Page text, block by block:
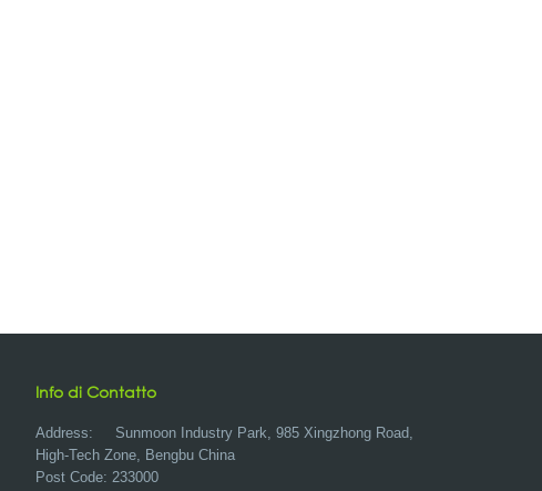
Info di Contatto
Address: Sunmoon Industry Park, 985 Xingzhong Road,
High-Tech Zone, Bengbu China
Post Code: 233000